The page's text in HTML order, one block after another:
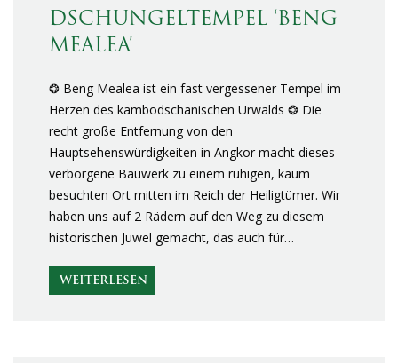
DSCHUNGELTEMPEL ‘BENG
MEALEA’
❂ Beng Mealea ist ein fast vergessener Tempel im
Herzen des kambodschanischen Urwalds ❂ Die
recht große Entfernung von den
Hauptsehenswürdigkeiten in Angkor macht dieses
verborgene Bauwerk zu einem ruhigen, kaum
besuchten Ort mitten im Reich der Heiligtümer. Wir
haben uns auf 2 Rädern auf den Weg zu diesem
historischen Juwel gemacht, das auch für…
WEITERLESEN